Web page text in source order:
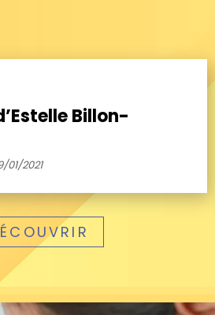
Billon-
01/2021